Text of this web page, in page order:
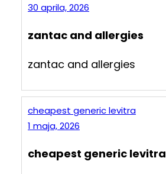
30 aprila, 2026
zantac and allergies
zantac and allergies
cheapest generic levitra
1 maja, 2026
cheapest generic levitra